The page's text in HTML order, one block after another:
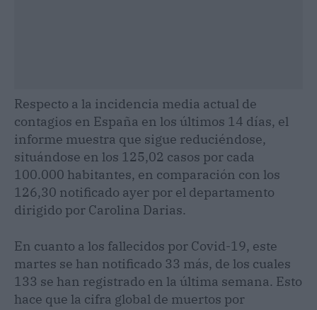
Respecto a la incidencia media actual de
contagios en España en los últimos 14 días, el
informe muestra que sigue reduciéndose,
situándose en los 125,02 casos por cada
100.000 habitantes, en comparación con los
126,30 notificado ayer por el departamento
dirigido por Carolina Darias.
En cuanto a los fallecidos por Covid-19, este
martes se han notificado 33 más, de los cuales
133 se han registrado en la última semana. Esto
hace que la cifra global de muertos por